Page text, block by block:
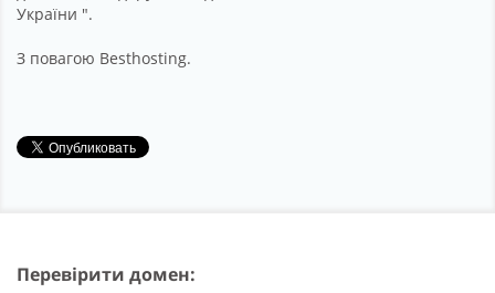
України ".
З повагою Besthosting.
Перевірити домен: